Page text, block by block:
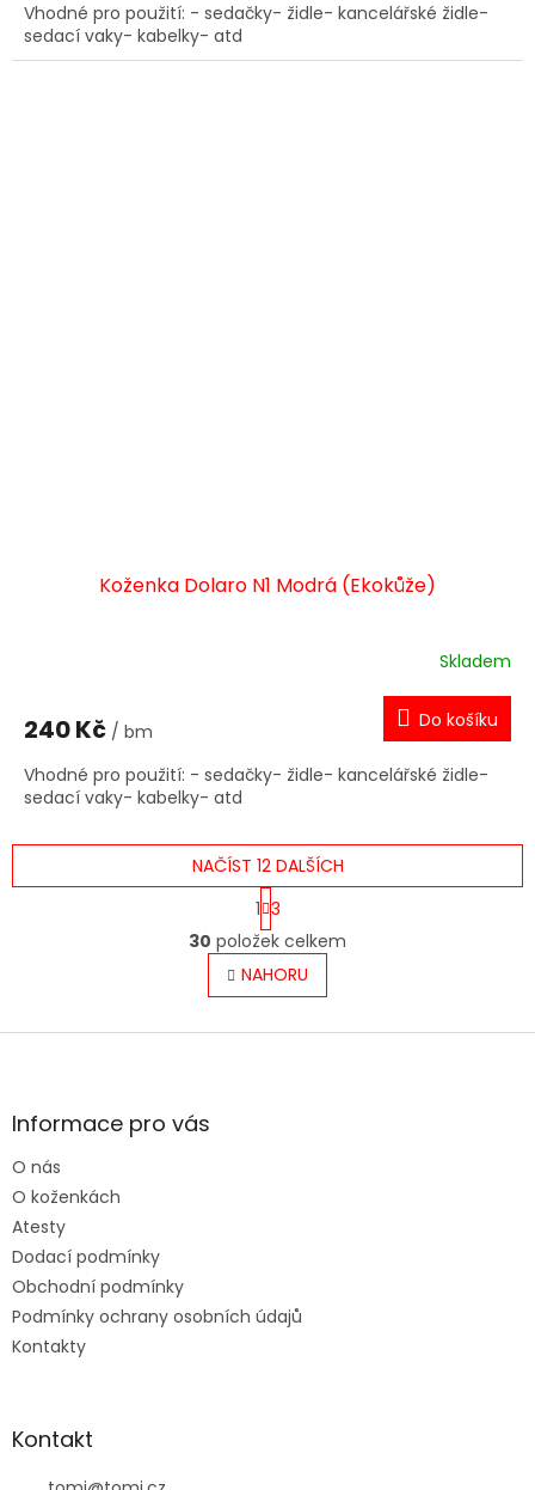
Vhodné pro použití: - sedačky- židle- kancelářské židle-
sedací vaky- kabelky- atd
Koženka Dolaro N1 Modrá (Ekokůže)
Skladem
240 Kč / bm Do košíku
Vhodné pro použití: - sedačky- židle- kancelářské židle-
sedací vaky- kabelky- atd
O
v
l
á
s
NAČÍST 12 DALŠÍCH
S
t
r
á
n
k
v
1 3
30 položek celkem
NAHORU
Z
aInformace pro vás
O nás
O koženkách
Atesty
Dodací podmínky
Obchodní podmínky
Podmínky ochrany osobních údajů
Kontakty
Kontakt